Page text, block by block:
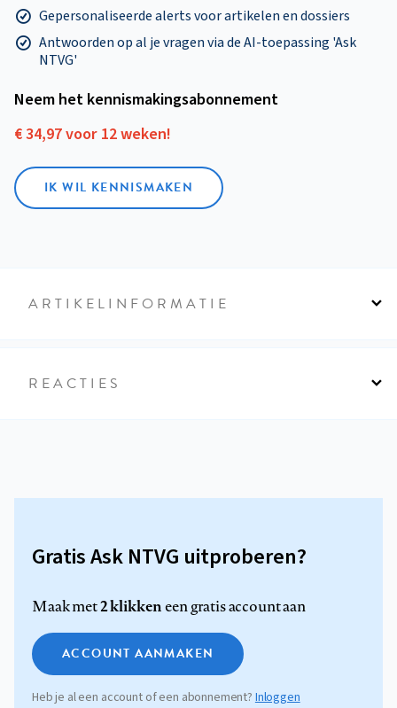
Gepersonaliseerde alerts voor artikelen en dossiers
Antwoorden op al je vragen via de AI-toepassing 'Ask
NTVG'
Neem het kennismakings­abonnement
€ 34,97 voor 12 weken!
IK WIL KENNISMAKEN
ARTIKELINFORMATIE
REACTIES
Gratis Ask NTVG uitproberen?
Maak met2 klikkeneen gratis account aan
ACCOUNT AANMAKEN
Heb je al een account of een abonnement?Inloggen